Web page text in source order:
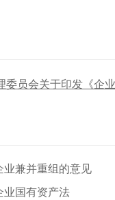
委员会关于印发《企
兼并重组的意见
业国有资产法